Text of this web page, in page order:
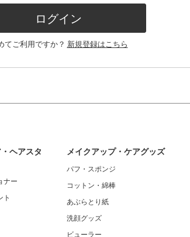
ログイン
てご利用ですか？ 新規登録はこちら
ヘアスタ
ナー
ト
メイクアップ・ケアグッズ
パフ・スポンジ
コットン・綿棒
あぶらとり紙
洗顔グッズ
ビューラー